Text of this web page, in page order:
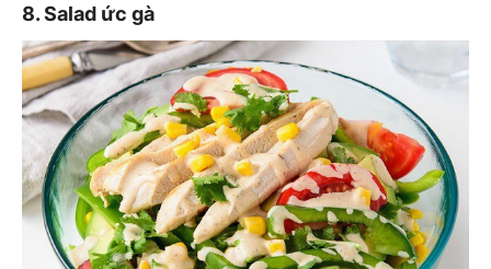
8. Salad ức gà